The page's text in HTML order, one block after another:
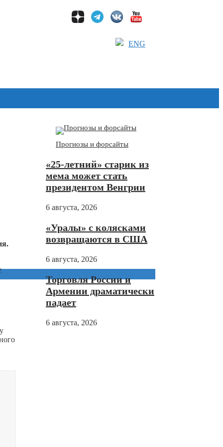
ENG
Прогнозы и форсайты
«25-летний» старик из
мема может стать
президентом Венгрии
6 августа, 2026
«Уралы» с колясками
возвращаются в США
6 августа, 2026
Торговля России и
Армении драматически
падает
6 августа, 2026